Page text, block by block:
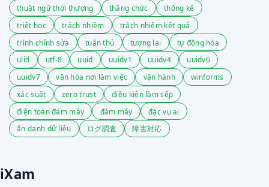
thuật ngữ thời thượng
thăng chức
thống kê
triết học
trách nhiệm
trách nhiệm kết quả
trình chỉnh sửa
tuân thủ tương lai
tự động hóa
ulid
utf-8 uuid uuidv1 uuidv4
uuidv6
uuidv7
văn hóa nơi làm việc vận hành
winforms
xác suất
zero trust
điều kiện làm sếp
điện toán đám mây
đám mây
đặc vụ ai
ẩn danh dữ liệu
ログ調査 障害対応
iXam